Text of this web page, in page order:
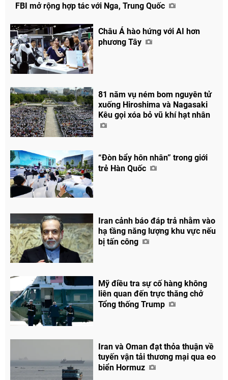
Chia sẻ
Facebook
FBI mở rộng hợp tác với Nga, Trung Quốc
Châu Á hào hứng với AI hơn
phương Tây
81 năm vụ ném bom nguyên tử
xuống Hiroshima và Nagasaki
Kêu gọi xóa bỏ vũ khí hạt nhân
“Đòn bẩy hôn nhân” trong giới
trẻ Hàn Quốc
Iran cảnh báo đáp trả nhằm vào
hạ tầng năng lượng khu vực nếu
bị tấn công
Mỹ điều tra sự cố hàng không
liên quan đến trực thăng chở
Tổng thống Trump
Iran và Oman đạt thỏa thuận về
tuyến vận tải thương mại qua eo
biển Hormuz